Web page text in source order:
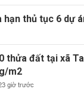
hạn thủ tục 6 dự
thửa đất tại xã
m2
giờ trước